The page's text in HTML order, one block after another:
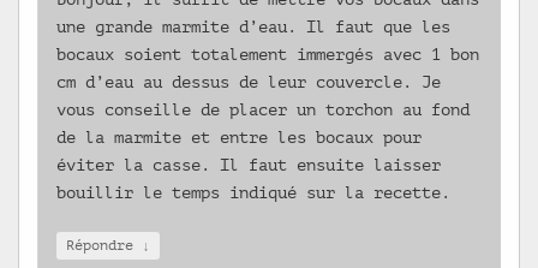
une grande marmite d’eau. Il faut que les
bocaux soient totalement immergés avec 1 bon
cm d’eau au dessus de leur couvercle. Je
vous conseille de placer un torchon au fond
de la marmite et entre les bocaux pour
éviter la casse. Il faut ensuite laisser
bouillir le temps indiqué sur la recette.
Répondre ↓